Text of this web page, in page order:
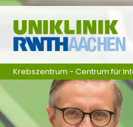
Zum Inhalt springen
Krebszentrum - Centrum für